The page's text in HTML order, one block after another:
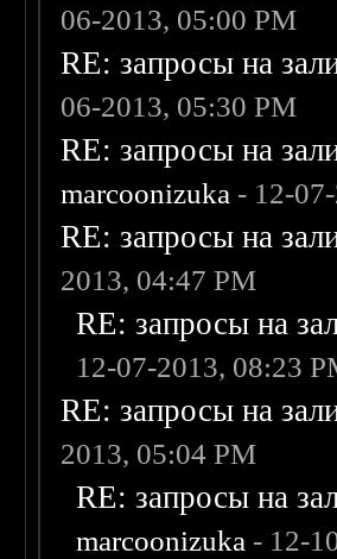
06-2013, 05:00 PM
RE: запросы на
06-2013, 05:30 PM
RE: запросы на
marcoonizuka - 12-
RE: запросы на
2013, 04:47 PM
RE: запросы на
12-07-2013, 08:23
RE: запросы на
2013, 05:04 PM
RE: запросы на
marcoonizuka - 12-